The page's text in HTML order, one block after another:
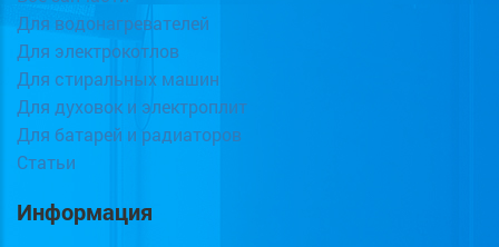
Для водонагревателей
Для электрокотлов
Для стиральных машин
Для духовок и электроплит
Для батарей и радиаторов
Статьи
Информация